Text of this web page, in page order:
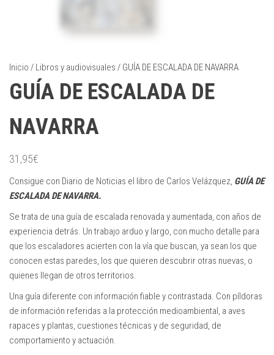
Inicio / Libros y audiovisuales / GUÍA DE ESCALADA DE NAVARRA
GUÍA DE ESCALADA DE
NAVARRA
31,95€
Consigue con Diario de Noticias el libro de Carlos Velázquez, GUÍA DE
ESCALADA DE NAVARRA.
Se trata de una guía de escalada renovada y aumentada, con años de
experiencia detrás. Un trabajo arduo y largo, con mucho detalle para
que los escaladores acierten con la vía que buscan, ya sean los que
conocen estas paredes, los que quieren descubrir otras nuevas, o
quienes llegan de otros territorios.
Una guía diferente con información fiable y contrastada. Con píldoras
de información referidas a la protección medioambiental, a aves
rapaces y plantas, cuestiones técnicas y de seguridad, de
comportamiento y actuación.